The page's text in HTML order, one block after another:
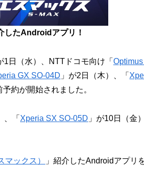
したAndroidアプリ！
1日（水）、NTTドコモ向け「
GX SO-04D 」が2日（木）、「
約が開始されました。
、「 Xperia SX SO-05D 」が10日（金
マックス）
」紹介したAndroidアプリ